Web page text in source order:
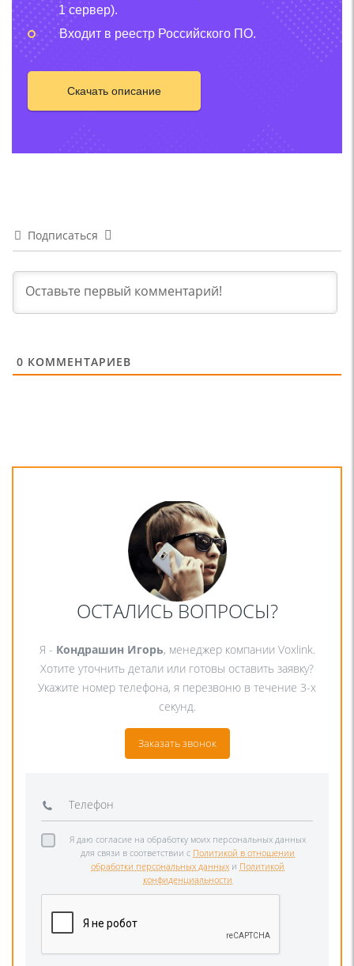
1 сервер).
Входит в реестр Российского ПО.
Скачать описание
Подписаться
0 КОММЕНТАРИЕВ
ОСТАЛИСЬ ВОПРОСЫ?
Я - Кондрашин Игорь, менеджер компании Voxlink.
Хотите уточнить детали или готовы оставить заявку?
Укажите номер телефона, я перезвоню в течение 3-х
секунд.
Заказать звонок
Я даю согласие на обработку моих персональных данных
для связи в соответствии с Политикой в отношении
обработки персональных данных и Политикой
конфиденциальности